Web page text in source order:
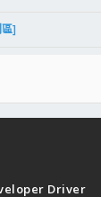
]
Driver